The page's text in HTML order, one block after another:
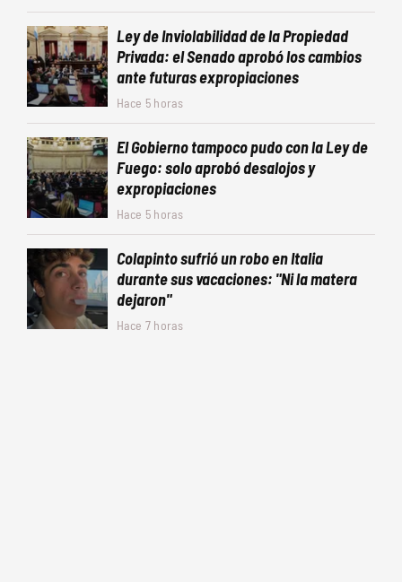
Ley de Inviolabilidad de la Propiedad
Privada: el Senado aprobó los cambios
ante futuras expropiaciones
Hace 5 horas
El Gobierno tampoco pudo con la Ley de
Fuego: solo aprobó desalojos y
expropiaciones
Hace 5 horas
Colapinto sufrió un robo en Italia
durante sus vacaciones: "Ni la matera
dejaron"
Hace 7 horas